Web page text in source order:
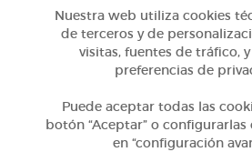
Nuestra web utiliza cookies
de terceros y de
visitas, fuentes de tráfico,
preferencias de
Puede aceptar todas las
botón “Aceptar” o configurarlas
en “configuración